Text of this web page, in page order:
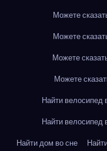
Можете
Можете
Можете
Можете
Найти велосипед
Найти велосипед
Найти дом во сне